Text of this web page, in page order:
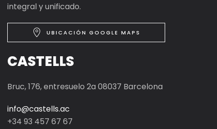
integral y unificado.
UBICACIÓN GOOGLE MAPS
CASTELLS
Bruc, 176, entresuelo 2a 08037 Barcelona
info@castells.ac
+34 93 457 67 67